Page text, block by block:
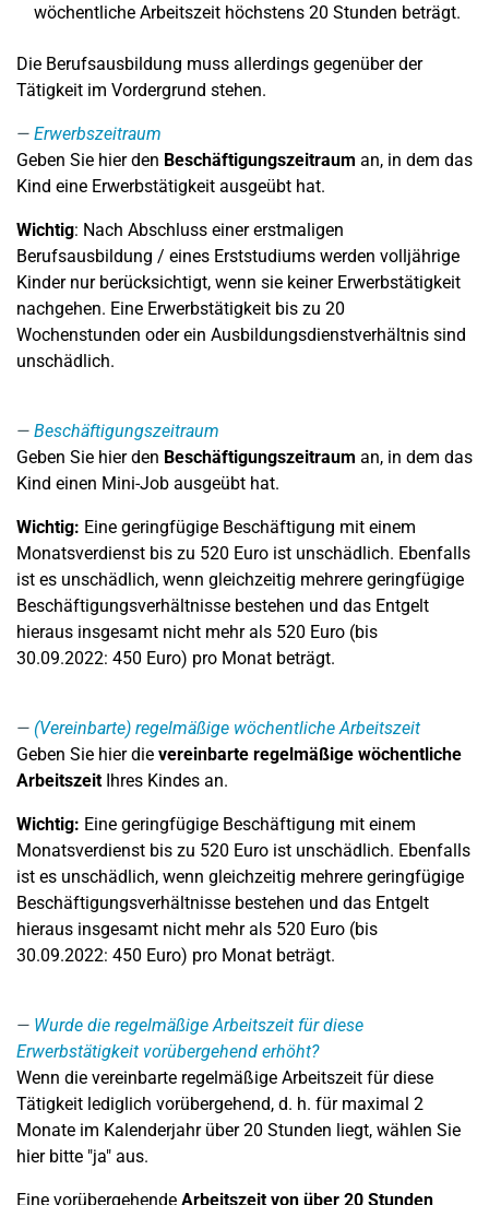
wöchentliche Arbeitszeit höchstens 20 Stunden beträgt.
Die Berufsausbildung muss allerdings gegenüber der
Tätigkeit im Vordergrund stehen.
Erwerbszeitraum
Geben Sie hier den Beschäftigungszeitraum an, in dem das
Kind eine Erwerbstätigkeit ausgeübt hat.
Wichtig: Nach Abschluss einer erstmaligen
Berufsausbildung / eines Erststudiums werden volljährige
Kinder nur berücksichtigt, wenn sie keiner Erwerbstätigkeit
nachgehen. Eine Erwerbstätigkeit bis zu 20
Wochenstunden oder ein Ausbildungsdienstverhältnis sind
unschädlich.
Beschäftigungszeitraum
Geben Sie hier den Beschäftigungszeitraum an, in dem das
Kind einen Mini-Job ausgeübt hat.
Wichtig: Eine geringfügige Beschäftigung mit einem
Monatsverdienst bis zu 520 Euro ist unschädlich. Ebenfalls
ist es unschädlich, wenn gleichzeitig mehrere geringfügige
Beschäftigungsverhältnisse bestehen und das Entgelt
hieraus insgesamt nicht mehr als 520 Euro (bis
30.09.2022: 450 Euro) pro Monat beträgt.
(Vereinbarte) regelmäßige wöchentliche Arbeitszeit
Geben Sie hier die vereinbarte regelmäßige wöchentliche
ArbeitszeitIhres Kindes an.
Wichtig: Eine geringfügige Beschäftigung mit einem
Monatsverdienst bis zu 520 Euro ist unschädlich. Ebenfalls
ist es unschädlich, wenn gleichzeitig mehrere geringfügige
Beschäftigungsverhältnisse bestehen und das Entgelt
hieraus insgesamt nicht mehr als 520 Euro (bis
30.09.2022: 450 Euro) pro Monat beträgt.
Wurde die regelmäßige Arbeitszeit für diese
Erwerbstätigkeit vorübergehend erhöht?
Wenn die vereinbarte regelmäßige Arbeitszeit für diese
Tätigkeit lediglich vorübergehend, d. h. für maximal 2
Monate im Kalenderjahr über 20 Stunden liegt, wählen Sie
hier bitte "ja" aus.
Eine vorübergehende Arbeitszeit von über 20 Stunden